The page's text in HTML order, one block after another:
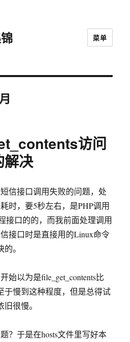
菜单
访问
解决
接口调用失败的问题，处
时，要5秒左右，是PHP调用
接口的的，而我前面处理调用
接口时是直接用的Linux命令
。
以为是file_get_contents比
于慢到这种程度，但是总得试
很慢。
于是在hosts文件里写好本